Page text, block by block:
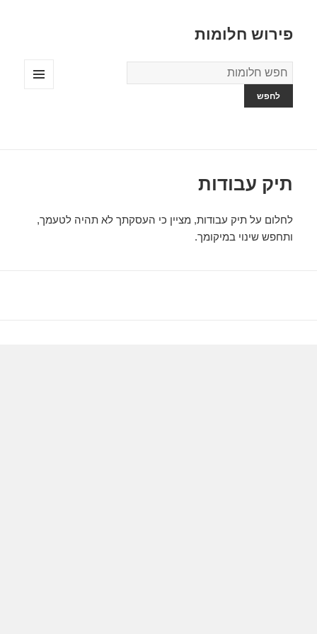
פירוש חלומות
מילון
החלומות
תיק עבודות
לחלום על תיק עבודות, מציין כי העסקתך לא תהיה לטעמך,
ותחפש שינוי במיקומך.